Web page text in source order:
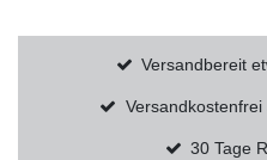
Versandbereit
30 Tage